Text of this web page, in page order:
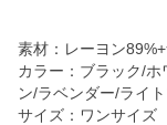
素材：レーヨン
カラー：ブラック/
ン/ラベンダー/ライ
サイズ：ワンサイズ